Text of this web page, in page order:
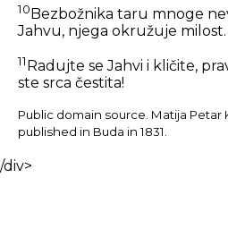
10Bezbožnika taru mnoge
Jahvu, njega okružuje milost.
11 Radujte se Jahvi i kličite,
ste srca čestita!
Public domain source. Matija Petar
published in Buda in 1831.
/div>